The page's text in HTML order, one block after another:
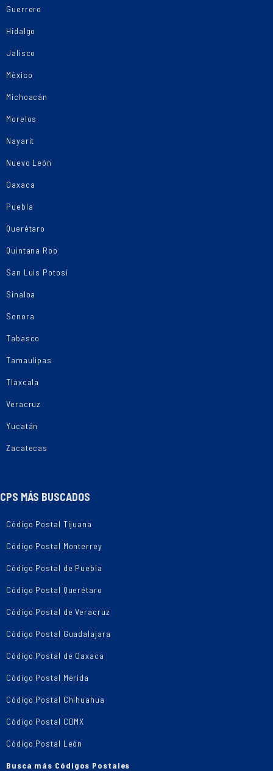
Guerrero
Hidalgo
Jalisco
México
Michoacán
Morelos
Nayarit
Nuevo León
Oaxaca
Puebla
Querétaro
Quintana Roo
San Luis Potosí
Sinaloa
Sonora
Tabasco
Tamaulipas
Tlaxcala
Veracruz
Yucatán
Zacatecas
CPS MÁS BUSCADOS
Código Postal Tijuana
Código Postal Monterrey
Código Postal de Puebla
Código Postal Querétaro
Código Postal de Veracruz
Código Postal Guadalajara
Código Postal de Oaxaca
Código Postal Mérida
Código Postal Chihuahua
Código Postal CDMX
Código Postal León
Busca más Códigos Postales